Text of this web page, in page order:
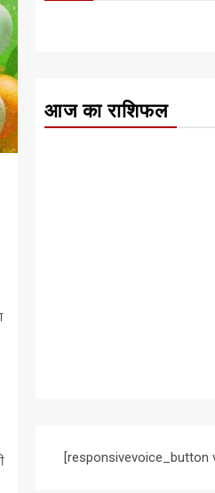
आज का राशिफल
[responsivevoice_button